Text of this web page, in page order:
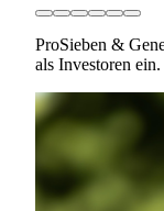
ProSieben &
als Investoren ein.